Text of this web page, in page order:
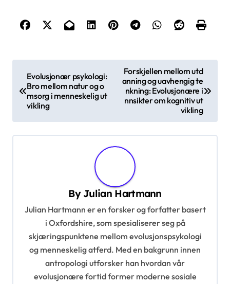
t
n
Evolusjonær psykologi:
Bro mellom natur og o
msorg i menneskelig ut
vikling
Forskjellen mellom utd
anning og uavhengig te
nkning: Evolusjonære i
nnsikter om kognitiv ut
vikling
By Julian Hartmann
Julian Hartmann er en forsker og forfatter basert
i Oxfordshire, som spesialiserer seg på
skjæringspunktene mellom evolusjonspsykologi
og menneskelig atferd. Med en bakgrunn innen
antropologi utforsker han hvordan vår
evolusjonære fortid former moderne sosiale